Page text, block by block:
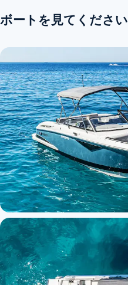
ボートを見てください